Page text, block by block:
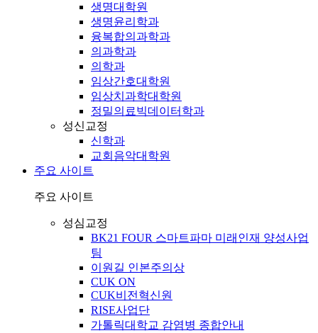
생명대학원
생명윤리학과
융복합의과학과
의과학과
의학과
임상간호대학원
임상치과학대학원
정밀의료빅데이터학과
성신교정
신학과
교회음악대학원
주요 사이트
주요 사이트
성심교정
BK21 FOUR 스마트파마 미래인재 양성사업
팀
이원길 인본주의상
CUK ON
CUK비전혁신원
RISE사업단
가톨릭대학교 감염병 종합안내